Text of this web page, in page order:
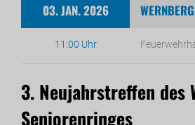
03. JAN. 2026 WERNBERG
11:00 Uhr
3. Neujahrstreffen des
Seniorenringes